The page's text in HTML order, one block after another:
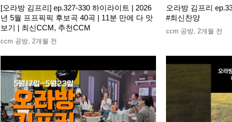
[오라방 김프리] ep.327-330 하이라이트 | 2026
년 5월 프프픽픽 후보곡 40곡 | 11분 만에 다 맛
보기 | 최신CCM, 추천CCM
ccm 공방 2개월 전
오라방 김프리
#최신찬양
ccm 공방 2개월 전